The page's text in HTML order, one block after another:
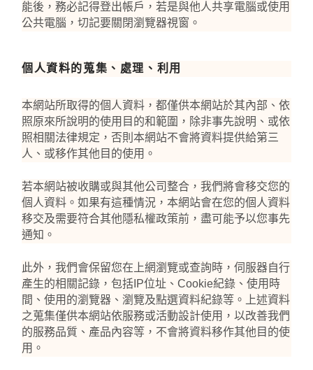
能後，務必記得登出帳戶，若是與他人共享電腦或使用
公共電腦，切記要關閉瀏覽器視窗。
個人資料的蒐集、處理、利用
本網站所取得的個人資料，都僅供本網站於其內部、依
照原來所說明的使用目的和範圍，除非事先說明、或依
照相關法律規定，否則本網站不會將資料提供給第三
人、或移作其他目的使用。
若本網站被收購或與其他公司整合，我們將會移交您的
個人資料。如果有這種情況，本網站會在您的個人資料
移交及需要符合其他隱私權政策前，盡可能予以您事先
通知。
此外，我們會保留您在上網瀏覽或查詢時，伺服器自行
產生的相關記錄，包括 IP位址、Cookie紀錄、使用時
間、使用的瀏覽器、瀏覽及點選資料紀錄等。上述資料
之蒐集僅供本網站依服務或活動設計使用，以改善我們
的服務品質、產品內容等，不會將資料移作其他目的使
用。